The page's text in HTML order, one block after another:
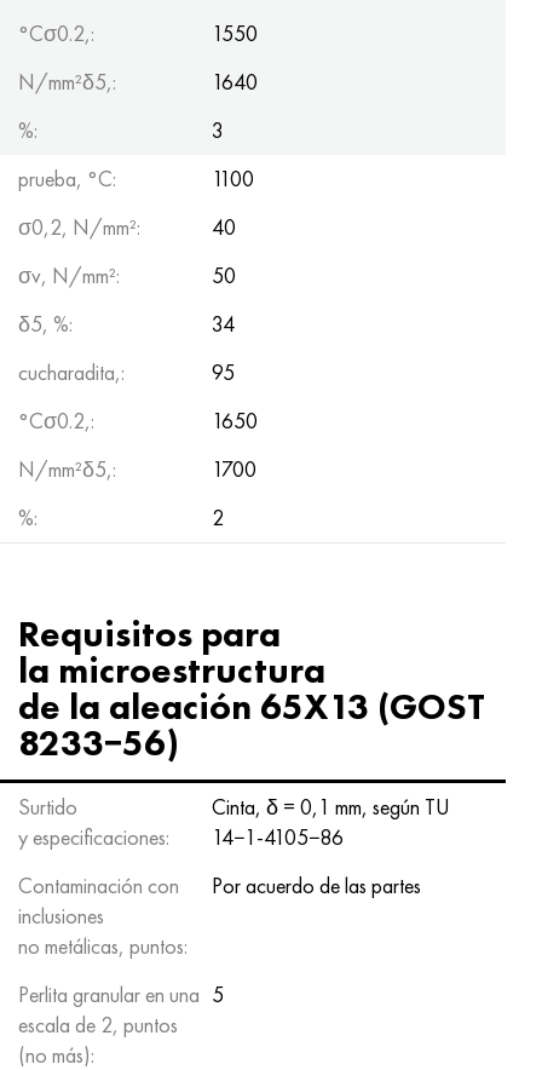
°Сσ0.2,:
1550
N/mm²δ5,:
1640
%:
3
prueba, °С:
1100
σ0,2, N/mm²:
40
σv, N/mm²:
50
δ5, %:
34
cucharadita,:
95
°Сσ0.2,:
1650
N/mm²δ5,:
1700
%:
2
Requisitos para
la microestructura
de la aleación 65X13 (GOST
8233−56)
Surtido
y especificaciones:
Cinta, δ = 0,1 mm, según TU
14−1-4105−86
Contaminación con
inclusiones
no metálicas, puntos:
Por acuerdo de las partes
Perlita granular en una
escala de 2, puntos
(no más):
5